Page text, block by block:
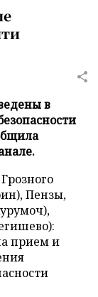
в
Пензы,
прием и